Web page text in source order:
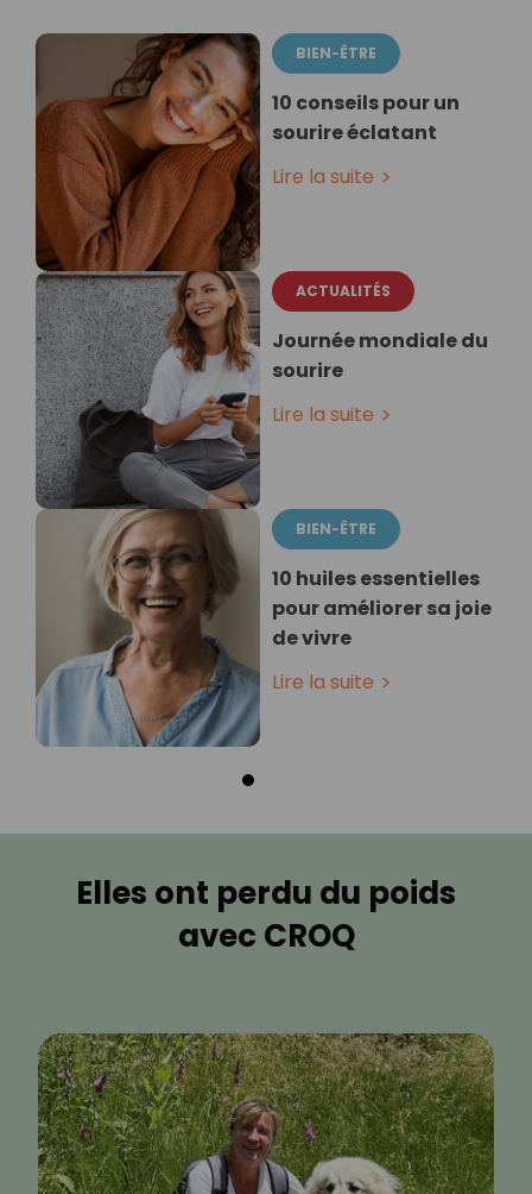
BIEN-ÊTRE
10 conseils pour un
sourire éclatant
Lire la suite
ACTUALITÉS
Journée mondiale du
sourire
Lire la suite
BIEN-ÊTRE
10 huiles essentielles
pour améliorer sa joie
de vivre
Lire la suite
Elles ont perdu du poids
avec CROQ